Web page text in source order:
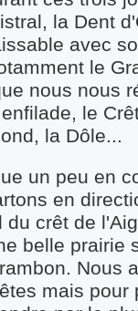
la Dent
avec
le
nous nous
le
la Dôle...
un peu en
en
crêt de
belle prairie
Nous
mais pour